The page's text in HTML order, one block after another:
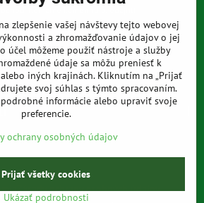
nemáme kamennú predajňu.
víkendov a sviatkov)
naradie​.sk
©2026Copyright
Zásady ochrany osobných údajov
zlepšenie vašej návštevy tejto webovej
a zhromažďovanie údajov o jej
účel môžeme použiť nástroje a služby
údaje sa môžu preniesť k
alebo iných krajinách. Kliknutím na „Prijať
svoj súhlas s týmto spracovaním.
informácie alebo upraviť svoje
preferencie.
ochrany osobných údajov
Ukázať podrobnosti
Prijať všetky cookies